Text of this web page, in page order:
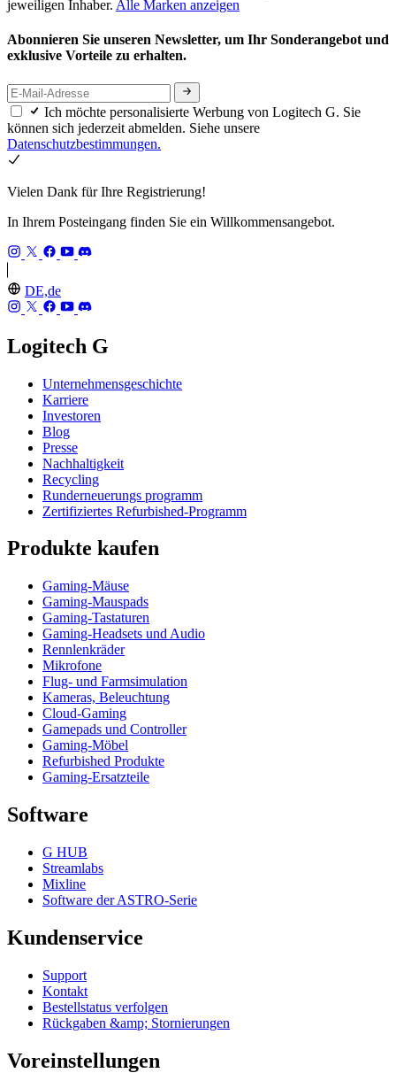
jeweiligen Inhaber. Alle Marken anzeigen
Abonnieren Sie unseren Newsletter, um Ihr Sonderangebot und
exklusive Vorteile zu erhalten.
Ich möchte personalisierte Werbung von Logitech G. Sie
können sich jederzeit abmelden. Siehe unsere
Datenschutzbestimmungen.
Vielen Dank für Ihre Registrierung!
In Ihrem Posteingang finden Sie ein Willkommensangebot.
DE,de
Logitech G
Unternehmensgeschichte
Karriere
Investoren
Blog
Presse
Nachhaltigkeit
Recycling
Runderneuerungs programm
Zertifiziertes Refurbished-Programm
Produkte kaufen
Gaming-Mäuse
Gaming-Mauspads
Gaming-Tastaturen
Gaming-Headsets und Audio
Rennlenkräder
Mikrofone
Flug- und Farmsimulation
Kameras, Beleuchtung
Cloud-Gaming
Gamepads und Controller
Gaming-Möbel
Refurbished Produkte
Gaming-Ersatzteile
Software
G HUB
Streamlabs
Mixline
Software der ASTRO-Serie
Kundenservice
Support
Kontakt
Bestellstatus verfolgen
Rückgaben &amp; Stornierungen
Voreinstellungen